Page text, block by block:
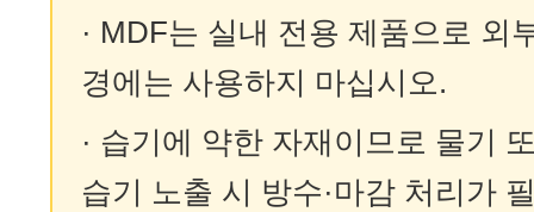
· MDF는 실내 전용 제품으로 외
경에는 사용하지 마십시오.
· 습기에 약한 자재이므로 물기
습기 노출 시 방수·마감 처리가